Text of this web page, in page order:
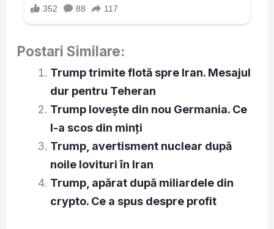
Postari Similare:
Trump trimite flotă spre Iran. Mesajul
dur pentru Teheran
Trump lovește din nou Germania. Ce
l-a scos din minți
Trump, avertisment nuclear după
noile lovituri în Iran
Trump, apărat după miliardele din
crypto. Ce a spus despre profit